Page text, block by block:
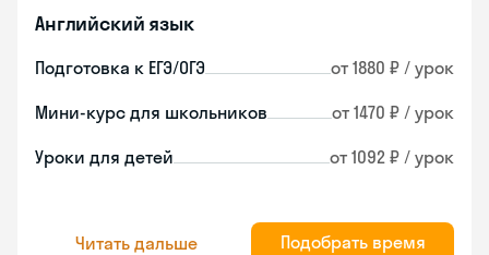
Английский язык
Подготовка к ЕГЭ/ОГЭ от 1880 ₽ / урок
Мини-курс для школьников от 1470 ₽ / урок
Уроки для детей от 1092 ₽ / урок
Читать дальше Подобрать время